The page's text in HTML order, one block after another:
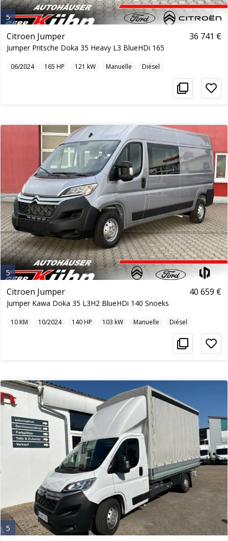
5
Citroen Jumper
Jumper Pritsche Doka 35 Heavy L3 BlueHDi 165
36 741 €
06/2024 165 HP 121 kW Manuelle Diésel
5
Citroen Jumper
Jumper Kawa Doka 35 L3H2 BlueHDi 140 Snoeks
40 659 €
10KM 10/2024 140HP 103 kW Manuelle Diésel
5